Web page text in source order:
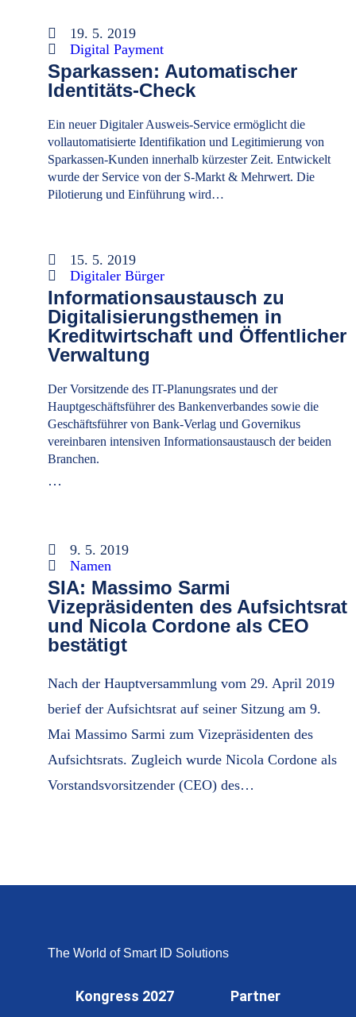
19. 5. 2019
Digital Payment
Sparkassen: Automatischer
Identitäts-Check
Ein neuer Digitaler Ausweis-Service ermöglicht die
vollautomatisierte Identifikation und Legitimierung von
Sparkassen-Kunden innerhalb kürzester Zeit. Entwickelt
wurde der Service von der S-Markt & Mehrwert. Die
Pilotierung und Einführung wird…
15. 5. 2019
Digitaler Bürger
Informationsaustausch zu
Digitalisierungsthemen in
Kreditwirtschaft und Öffentlicher
Verwaltung
Der Vorsitzende des IT-Planungsrates und der
Hauptgeschäftsführer des Bankenverbandes sowie die
Geschäftsführer von Bank-Verlag und Governikus
vereinbaren intensiven Informationsaustausch der beiden
Branchen.
…
9. 5. 2019
Namen
SIA: Massimo Sarmi
Vizepräsidenten des Aufsichtsrat
und Nicola Cordone als CEO
bestätigt
Nach der Hauptversammlung vom 29. April 2019
berief der Aufsichtsrat auf seiner Sitzung am 9.
Mai Massimo Sarmi zum Vizepräsidenten des
Aufsichtsrats. Zugleich wurde Nicola Cordone als
Vorstandsvorsitzender (CEO) des…
The World of Smart ID Solutions
Kongress 2027 Partner